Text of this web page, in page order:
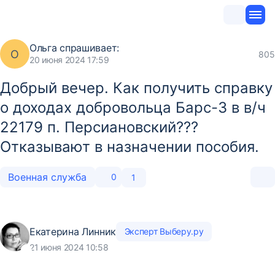
О Ольга спрашивает:
20 июня 2024 17:59
805
Добрый вечер. Как получить справку
о доходах добровольца Барс-3 в в/ч
22179 п. Персиановский???
Отказывают в назначении пособия.
Военная служба 0 1
Екатерина Линник
Эксперт Выберу.ру
21 июня 2024 10:58